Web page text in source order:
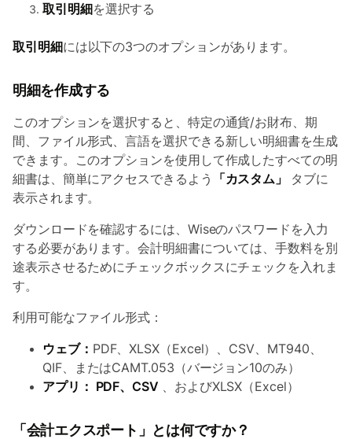
取引明細を選択する
取引明細には以下の3つのオプションがあります。
明細を作成する
このオプションを選択すると、特定の通貨/お財布、期
間、ファイル形式、言語を選択できる新しい明細書を生成
できます。このオプションを使用して作成したすべての明
細書は、簡単にアクセスできるよう
「カスタム」 タブに
表示されます。
ダウンロードを確認するには、Wiseのパスワードを入力
する必要があります。会計明細書については、手数料を別
途表示させるためにチェックボックスにチェックを入れま
す。
利用可能なファイル形式：
ウェブ： PDF、XLSX（Excel）、CSV、MT940、
QIF、またはCAMT.053（バージョン10のみ）
アプリ： PDF、CSV 、およびXLSX（Excel）
「会計エクスポート」とは何ですか？